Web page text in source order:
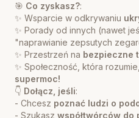
🎯 Co zyskasz?:
✨ Wsparcie w odkrywaniu
✨ Porady od innych (nawet
"naprawianie zepsutych
✨ Przestrzeń na bezpieczne
✨ Społeczność, która
supermoc!
👇 Dołącz, jeśli:
- Chcesz poznać ludzi o
- Szukasz współtwórców do